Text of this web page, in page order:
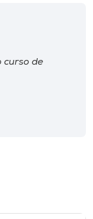
curso de